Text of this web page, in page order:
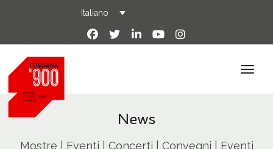
Italiano
News
Mostre | Eventi | Concerti | Convegni | Eventi